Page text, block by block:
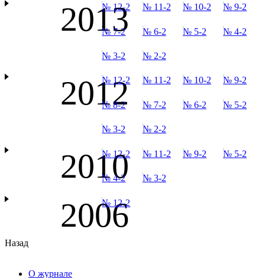
2013
№ 12-2 № 11-2 № 10-2 № 9-2
№ 7-2 № 6-2 № 5-2 № 4-2
№ 3-2 № 2-2
2012
№ 12-2 № 11-2 № 10-2 № 9-2
№ 8-2 № 7-2 № 6-2 № 5-2
№ 3-2 № 2-2
2010
№ 12-2 № 11-2 № 9-2 № 5-2
№ 4-2 № 3-2
2006
№ 12-2
Назад
О журнале